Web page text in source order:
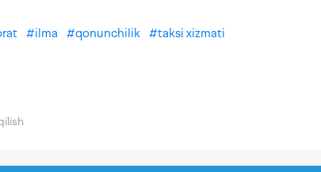
#ilma #qonunchilik #taksi xizmati